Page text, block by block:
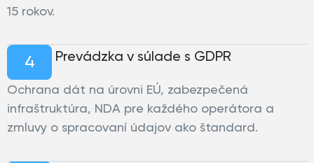
15 rokov.
4 Prevádzka v súlade s GDPR
Ochrana dát na úrovni EÚ, zabezpečená
infraštruktúra, NDA pre každého operátora a
zmluvy o spracovaní údajov ako štandard.